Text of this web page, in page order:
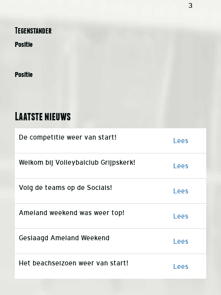
3
Tegenstander
Positie
Positie
Laatste nieuws
De competitie weer van start! Lees
Welkom bij Volleybalclub Grijpskerk! Lees
Volg de teams op de Socials! Lees
Ameland weekend was weer top! Lees
Geslaagd Ameland Weekend Lees
Het beachseizoen weer van start! Lees